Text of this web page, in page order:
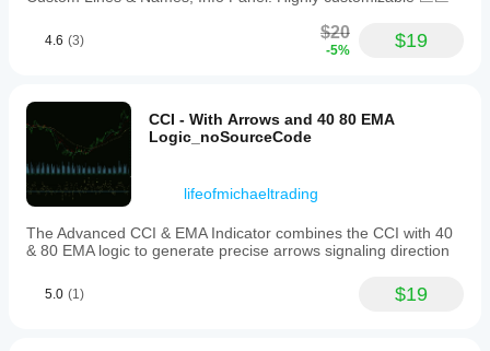
4.6 (3) $20
-5% $19
CCI - With Arrows and 40 80 EMA
Logic_noSourceCode
lifeofmichaeltrading
The Advanced CCI & EMA Indicator combines the CCI with 40
& 80 EMA logic to generate precise arrows signaling direction
5.0 (1) $19